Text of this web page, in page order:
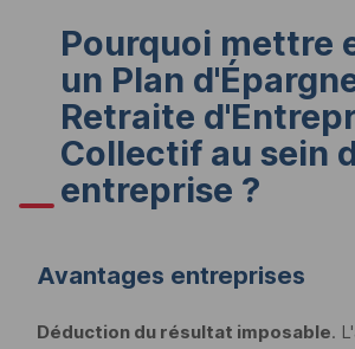
Pourquoi mettre
un Plan
Retraite
Collectif au sein
entreprise ?
Avantages entreprises
Déduction du résultat imposable.